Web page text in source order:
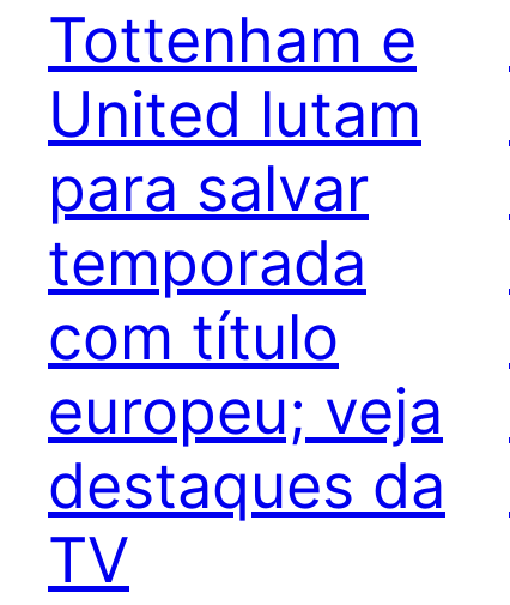
Tottenham e
United lutam
para salvar
temporada
com título
europeu; veja
destaques da
TV